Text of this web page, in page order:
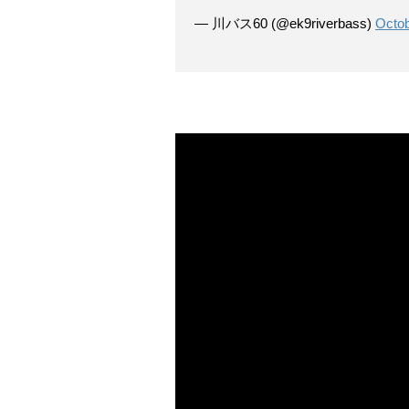
— 川バス60 (@ek9riverbass)